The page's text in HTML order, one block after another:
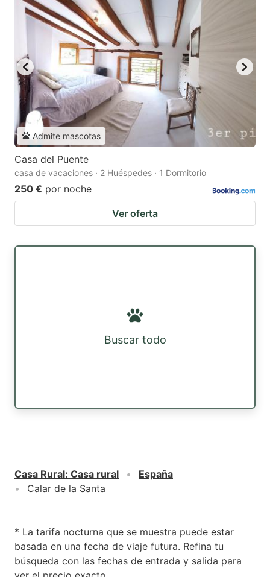
Admite mascotas
Casa del Puente
casa de vacaciones · 2 Huéspedes · 1 Dormitorio
250 € por noche
Ver oferta
Buscar todo
Casa Rural: Casa rural
España
Calar de la Santa
* La tarifa nocturna que se muestra puede estar
basada en una fecha de viaje futura. Refina tu
búsqueda con las fechas de entrada y salida para